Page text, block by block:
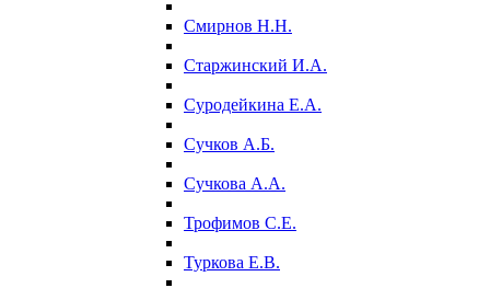
Смирнов Н.Н.
Старжинский И.А.
Суродейкина Е.А.
Сучков А.Б.
Сучкова А.А.
Трофимов С.Е.
Туркова Е.В.